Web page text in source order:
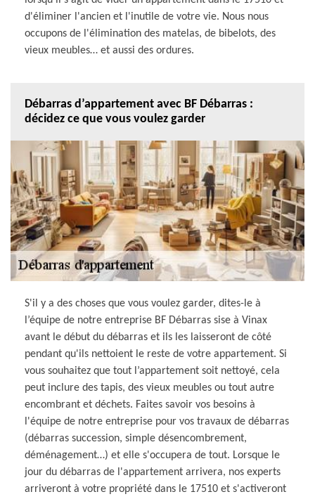
d'éliminer l'ancien et l'inutile de votre vie. Nous nous
occupons de l'élimination des matelas, de bibelots, des
vieux meubles… et aussi des ordures.
Débarras d’appartement avec BF Débarras :
décidez ce que vous voulez garder
S'il y a des choses que vous voulez garder, dites-le à
l’équipe de notre entreprise BF Débarras sise à Vinax
avant le début du débarras et ils les laisseront de côté
pendant qu'ils nettoient le reste de votre appartement. Si
vous souhaitez que tout l’appartement soit nettoyé, cela
peut inclure des tapis, des vieux meubles ou tout autre
encombrant et déchets. Faites savoir vos besoins à
l'équipe de notre entreprise pour vos travaux de débarras
(débarras succession, simple désencombrement,
déménagement…) et elle s'occupera de tout. Lorsque le
jour du débarras de l'appartement arrivera, nos experts
arriveront à votre propriété dans le 17510 et s'activeront